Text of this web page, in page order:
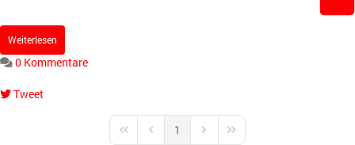
Weiterlesen
0 Kommentare
Tweet
First PagePrevious Page
1 Next PageLast Page